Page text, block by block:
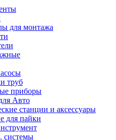
для монтажа
труб
приборы
Авто
станции и аксессуары
для пайки
системы